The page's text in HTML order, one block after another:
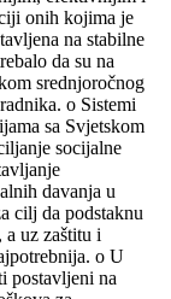
onih kojima je
na stabilne
da su na
srednjoročnog
o Sistemi
sa Svjetskom
socijalne
davanja u
cilj da podstaknu
uz zaštitu i
o U
postavljeni na